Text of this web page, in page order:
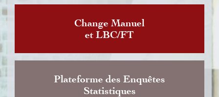
Change Manuel
et LBC/FT
Plateforme des Enquêtes
Statistiques